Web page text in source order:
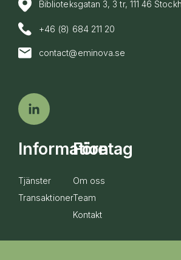
Biblioteksgatan 3, 3 tr, 111 46
+46 (8) 684 211 20
contact@eminova.se
Information
Tjänster
Transaktioner
Företag
Om oss
Team
Kontakt